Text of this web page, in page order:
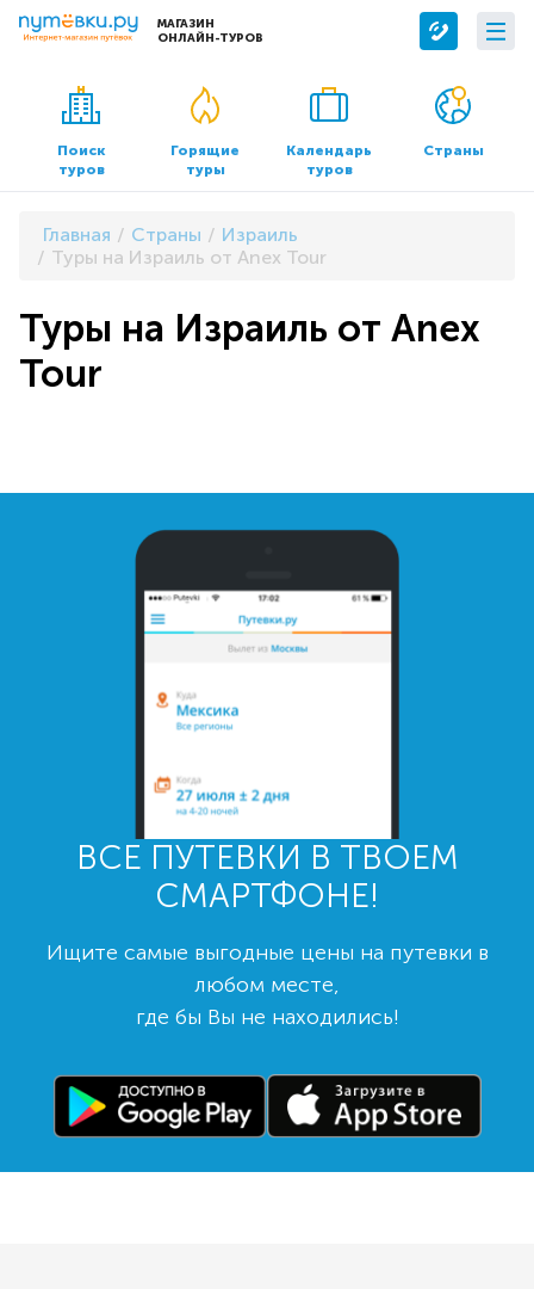
МАГАЗИН
ОНЛАЙН-ТУРОВ
Сервисы
Бронирование отелей
Трансфер
О компании
О нас
Контакты
Документы и реквизиты
Поиск
туров
Горящие
туры
Календарь
туров
Страны
Главная Страны
Израиль
Туры на Израиль от Anex Tour
Туры на Израиль от Anex
Tour
ВСЕ ПУТЕВКИ В ТВОЕМ
СМАРТФОНЕ!
Ищите самые выгодные цены на путевки в
любом месте,
где бы Вы не находились!